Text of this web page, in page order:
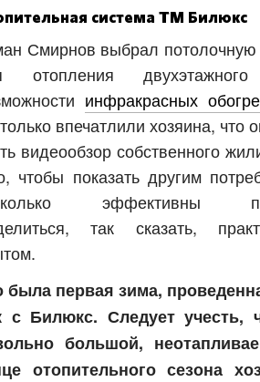
система ТМ Билюкс
Смирнов выбрал потолочную
отопления
инфракрасных
впечатлили хозяина, что
видеообзор собственного
чтобы показать другим
эффективны
так сказать,
была первая зима,
с Билюкс. Следует учесть,
большой,
отопительного сезона